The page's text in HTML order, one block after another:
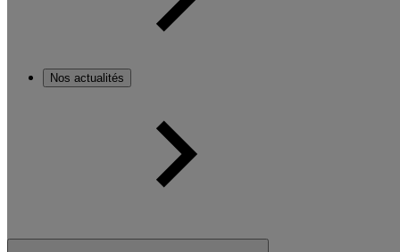
Nos actualités